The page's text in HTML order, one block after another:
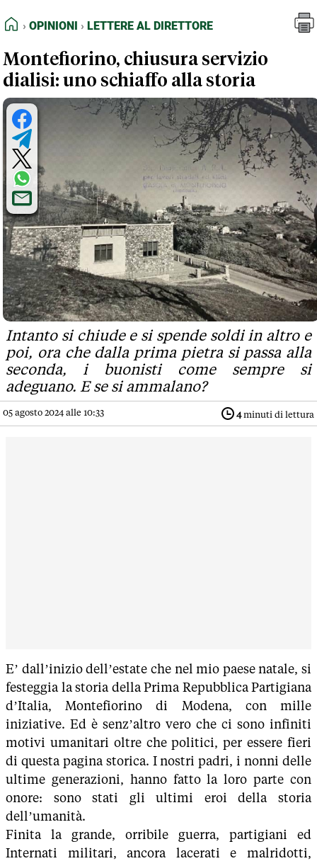
FEED RSS
NORMATIVE DEONTOLOGICHE
TERMINI e CONDIZIONI
Opinioni
Lettere al Direttore
HOME
OPINIONI LETTERE AL DIRETTORE
Montefiorino, chiusura servizio
dialisi: uno schiaffo alla storia
Intanto si chiude e si spende soldi in altro e
poi, ora che dalla prima pietra si passa alla
seconda, i buonisti come sempre si
adeguano. E se si ammalano?
05 agosto 2024 alle 10:33 4minuti di lettura
E’ dall’inizio dell’estate che nel mio paese natale, si
festeggia la storia della Prima Repubblica Partigiana
d’Italia, Montefiorino di Modena, con mille
iniziative. Ed è senz’altro vero che ci sono infiniti
motivi umanitari oltre che politici, per essere fieri
di questa pagina storica. I nostri padri, i nonni delle
ultime generazioni, hanno fatto la loro parte con
onore: sono stati gli ultimi eroi della storia
dell’umanità.
Finita la grande, orribile guerra, partigiani ed
Internati militari, ancora lacerati e malridotti,